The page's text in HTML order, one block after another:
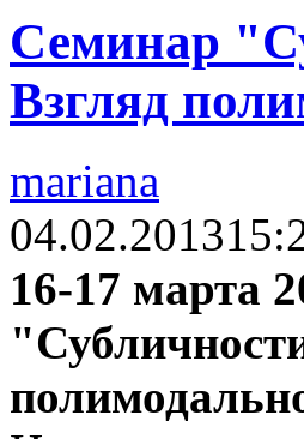
Семинар
Взгляд
mariana
04.02.2013
16-17 марта